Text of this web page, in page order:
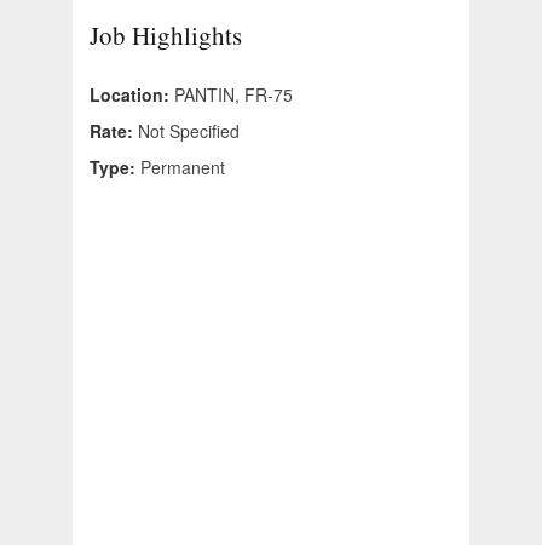
Job Highlights
Location: PANTIN, FR-75
Rate: Not Specified
Type: Permanent